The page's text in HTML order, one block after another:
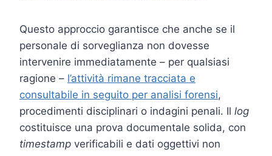
Questo approccio garantisce che anche se il
personale di sorveglianza non dovesse
intervenire immediatamente – per qualsiasi
ragione – l’attività rimane tracciata e
consultabile in seguito per analisi forensi,
procedimenti disciplinari o indagini penali. Il log
costituisce una prova documentale solida, con
timestamp verificabili e dati oggettivi non